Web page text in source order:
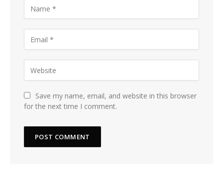
Save my name, email, and website in this browser
for the next time I comment.